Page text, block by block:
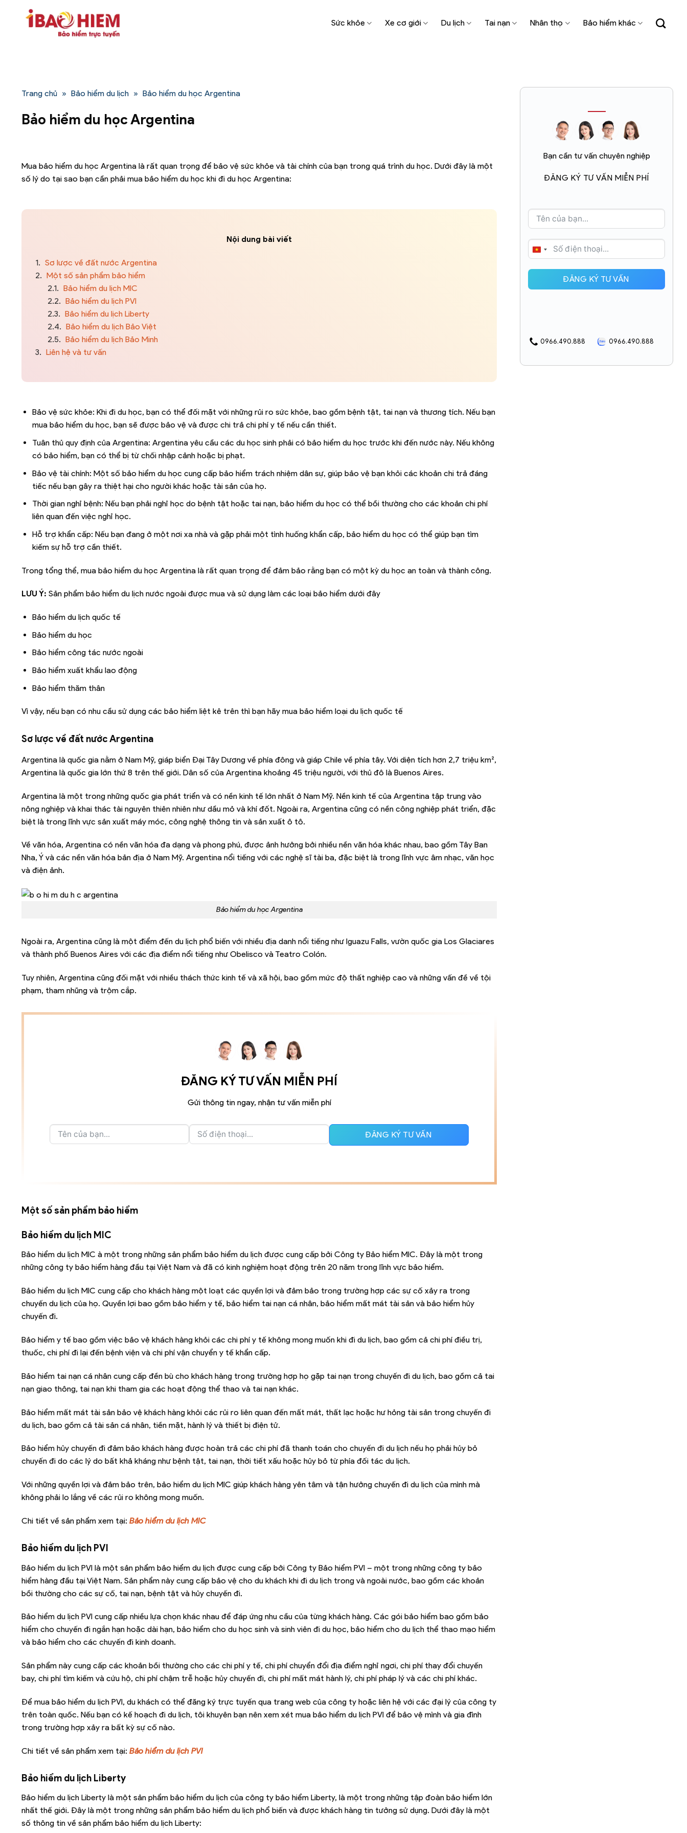
Sức khỏe Xe cơ giới Du lịch Tai nạn Nhân thọ Bảo hiểm khác
Trang chủ » Bảo hiểm du lịch » Bảo hiểm du học Argentina
Bảo hiểm du học Argentina
Mua bảo hiểm du học Argentina là rất quan trọng để bảo vệ sức khỏe và tài chính của bạn trong quá trình du học. Dưới đây là một
số lý do tại sao bạn cần phải mua bảo hiểm du học khi đi du học Argentina:
Nội dung bài viết
1. Sơ lược về đất nước Argentina
2. Một số sản phẩm bảo hiểm
2.1. Bảo hiểm du lịch MIC
2.2. Bảo hiểm du lịch PVI
2.3. Bảo hiểm du lịch Liberty
2.4. Bảo hiểm du lịch Bảo Việt
2.5. Bảo hiểm du lịch Bảo Minh
3. Liên hệ và tư vấn
Bảo vệ sức khỏe: Khi đi du học, bạn có thể đối mặt với những rủi ro sức khỏe, bao gồm bệnh tật, tai nạn và thương tích. Nếu bạn
mua bảo hiểm du học, bạn sẽ được bảo vệ và được chi trả chi phí y tế nếu cần thiết.
Tuân thủ quy định của Argentina: Argentina yêu cầu các du học sinh phải có bảo hiểm du học trước khi đến nước này. Nếu không
có bảo hiểm, bạn có thể bị từ chối nhập cảnh hoặc bị phạt.
Bảo vệ tài chính: Một số bảo hiểm du học cung cấp bảo hiểm trách nhiệm dân sự, giúp bảo vệ bạn khỏi các khoản chi trả đáng
tiếc nếu bạn gây ra thiệt hại cho người khác hoặc tài sản của họ.
Thời gian nghỉ bệnh: Nếu bạn phải nghỉ học do bệnh tật hoặc tai nạn, bảo hiểm du học có thể bồi thường cho các khoản chi phí
liên quan đến việc nghỉ học.
Hỗ trợ khẩn cấp: Nếu bạn đang ở một nơi xa nhà và gặp phải một tình huống khẩn cấp, bảo hiểm du học có thể giúp bạn tìm
kiếm sự hỗ trợ cần thiết.
Trong tổng thể, mua bảo hiểm du học Argentina là rất quan trọng để đảm bảo rằng bạn có một kỳ du học an toàn và thành công.
LƯU Ý: Sản phẩm bảo hiểm du lịch nước ngoài được mua và sử dụng làm các loại bảo hiểm dưới đây
Bảo hiểm du lịch quốc tế
Bảo hiểm du học
Bảo hiểm công tác nước ngoài
Bảo hiểm xuất khẩu lao động
Bảo hiểm thăm thân
Vì vậy, nếu bạn có nhu cầu sử dụng các bảo hiểm liệt kê trên thì bạn hãy mua bảo hiểm loại du lịch quốc tế
Sơ lược về đất nước Argentina
Argentina là quốc gia nằm ở Nam Mỹ, giáp biển Đại Tây Dương về phía đông và giáp Chile về phía tây. Với diện tích hơn 2,7 triệu km²,
Argentina là quốc gia lớn thứ 8 trên thế giới. Dân số của Argentina khoảng 45 triệu người, với thủ đô là Buenos Aires.
Argentina là một trong những quốc gia phát triển và có nền kinh tế lớn nhất ở Nam Mỹ. Nền kinh tế của Argentina tập trung vào
nông nghiệp và khai thác tài nguyên thiên nhiên như dầu mỏ và khí đốt. Ngoài ra, Argentina cũng có nền công nghiệp phát triển, đặc
biệt là trong lĩnh vực sản xuất máy móc, công nghệ thông tin và sản xuất ô tô.
Về văn hóa, Argentina có nền văn hóa đa dạng và phong phú, được ảnh hưởng bởi nhiều nền văn hóa khác nhau, bao gồm Tây Ban
Nha, Ý và các nền văn hóa bản địa ở Nam Mỹ. Argentina nổi tiếng với các nghệ sĩ tài ba, đặc biệt là trong lĩnh vực âm nhạc, văn học
và điện ảnh.
Bảo hiểm du học Argentina
Ngoài ra, Argentina cũng là một điểm đến du lịch phổ biến với nhiều địa danh nổi tiếng như Iguazu Falls, vườn quốc gia Los Glaciares
và thành phố Buenos Aires với các địa điểm nổi tiếng như Obelisco và Teatro Colón.
Tuy nhiên, Argentina cũng đối mặt với nhiều thách thức kinh tế và xã hội, bao gồm mức độ thất nghiệp cao và những vấn đề về tội
phạm, tham nhũng và trộm cắp.
ĐĂNG KÝ TƯ VẤN MIỄN PHÍ
Gửi thông tin ngay, nhận tư vấn miễn phí
ĐĂNG KÝ TƯ VẤN
Một số sản phẩm bảo hiểm
Bảo hiểm du lịch MIC
Bảo hiểm du lịch MIC à một trong những sản phẩm bảo hiểm du lịch được cung cấp bởi Công ty Bảo hiểm MIC. Đây là một trong
những công ty bảo hiểm hàng đầu tại Việt Nam và đã có kinh nghiệm hoạt động trên 20 năm trong lĩnh vực bảo hiểm.
Bảo hiểm du lịch MIC cung cấp cho khách hàng một loạt các quyền lợi và đảm bảo trong trường hợp các sự cố xảy ra trong
chuyến du lịch của họ. Quyền lợi bao gồm bảo hiểm y tế, bảo hiểm tai nạn cá nhân, bảo hiểm mất mát tài sản và bảo hiểm hủy
chuyến đi.
Bảo hiểm y tế bao gồm việc bảo vệ khách hàng khỏi các chi phí y tế không mong muốn khi đi du lịch, bao gồm cả chi phí điều trị,
thuốc, chi phí đi lại đến bệnh viện và chi phí vận chuyển y tế khẩn cấp.
Bảo hiểm tai nạn cá nhân cung cấp đền bù cho khách hàng trong trường hợp họ gặp tai nạn trong chuyến đi du lịch, bao gồm cả tai
nạn giao thông, tai nạn khi tham gia các hoạt động thể thao và tai nạn khác.
Bảo hiểm mất mát tài sản bảo vệ khách hàng khỏi các rủi ro liên quan đến mất mát, thất lạc hoặc hư hỏng tài sản trong chuyến đi
du lịch, bao gồm cả tài sản cá nhân, tiền mặt, hành lý và thiết bị điện tử.
Bảo hiểm hủy chuyến đi đảm bảo khách hàng được hoàn trả các chi phí đã thanh toán cho chuyến đi du lịch nếu họ phải hủy bỏ
chuyến đi do các lý do bất khả kháng như bệnh tật, tai nạn, thời tiết xấu hoặc hủy bỏ từ phía đối tác du lịch.
Với những quyền lợi và đảm bảo trên, bảo hiểm du lịch MIC giúp khách hàng yên tâm và tận hưởng chuyến đi du lịch của mình mà
không phải lo lắng về các rủi ro không mong muốn.
Chi tiết về sản phẩm xem tại: Bảo hiểm du lịch MIC
Bảo hiểm du lịch PVI
Bảo hiểm du lịch PVI là một sản phẩm bảo hiểm du lịch được cung cấp bởi Công ty Bảo hiểm PVI – một trong những công ty bảo
hiểm hàng đầu tại Việt Nam. Sản phẩm này cung cấp bảo vệ cho du khách khi đi du lịch trong và ngoài nước, bao gồm các khoản
bồi thường cho các sự cố, tai nạn, bệnh tật và hủy chuyến đi.
Bảo hiểm du lịch PVI cung cấp nhiều lựa chọn khác nhau để đáp ứng nhu cầu của từng khách hàng. Các gói bảo hiểm bao gồm bảo
hiểm cho chuyến đi ngắn hạn hoặc dài hạn, bảo hiểm cho du học sinh và sinh viên đi du học, bảo hiểm cho du lịch thể thao mạo hiểm
và bảo hiểm cho các chuyến đi kinh doanh.
Sản phẩm này cung cấp các khoản bồi thường cho các chi phí y tế, chi phí chuyển đổi địa điểm nghỉ ngơi, chi phí thay đổi chuyến
bay, chi phí tìm kiếm và cứu hộ, chi phí chậm trễ hoặc hủy chuyến đi, chi phí mất mát hành lý, chi phí pháp lý và các chi phí khác.
Để mua bảo hiểm du lịch PVI, du khách có thể đăng ký trực tuyến qua trang web của công ty hoặc liên hệ với các đại lý của công ty
trên toàn quốc. Nếu bạn có kế hoạch đi du lịch, tôi khuyên bạn nên xem xét mua bảo hiểm du lịch PVI để bảo vệ mình và gia đình
trong trường hợp xảy ra bất kỳ sự cố nào.
Chi tiết về sản phẩm xem tại: Bảo hiểm du lịch PVI
Bảo hiểm du lịch Liberty
Bảo hiểm du lịch Liberty là một sản phẩm bảo hiểm du lịch của công ty bảo hiểm Liberty, là một trong những tập đoàn bảo hiểm lớn
nhất thế giới. Đây là một trong những sản phẩm bảo hiểm du lịch phổ biến và được khách hàng tin tưởng sử dụng. Dưới đây là một
số thông tin về sản phẩm bảo hiểm du lịch Liberty:
Bạn cần tư vấn chuyên nghiệp
ĐĂNG KÝ TƯ VẤN MIỄN PHÍ
VIETNAM
ĐĂNG KÝ TƯ VẤN
0966.490.888 0966.490.888